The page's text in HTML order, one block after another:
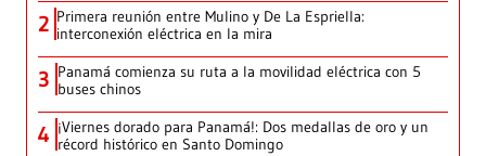
2 Primera reunión entre Mulino y De La Espriella:
interconexión eléctrica en la mira
3 Panamá comienza su ruta a la movilidad eléctrica con 5
buses chinos
4 ¡Viernes dorado para Panamá!: Dos medallas de oro y un
récord histórico en Santo Domingo